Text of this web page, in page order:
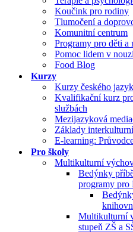
Koučink pro rodiny
Tlumočení a
Komunitní centrum
Programy pro děti a
Pomoc lidem v nouzi
Food Blog
Kurzy
Kurzy českého
Kvalifikační kurz
službách
Mezijazyková
Základy
E-learning:
Pro školy
Multikulturní
Bedýnky
programy pro
Multikulturní
stupeň ZŠ a